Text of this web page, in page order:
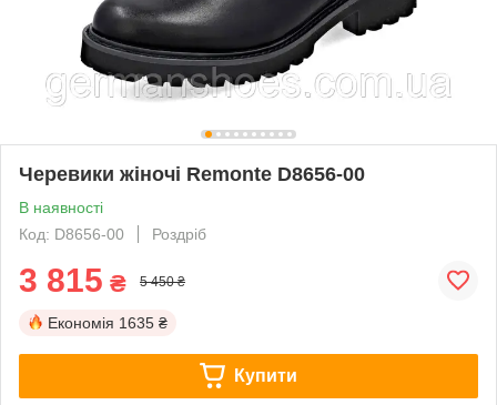
Черевики жіночі Remonte D8656-00
В наявності
Код: D8656-00
Роздріб
3 815 ₴ 5 450 ₴
Економія 1635 ₴
Купити